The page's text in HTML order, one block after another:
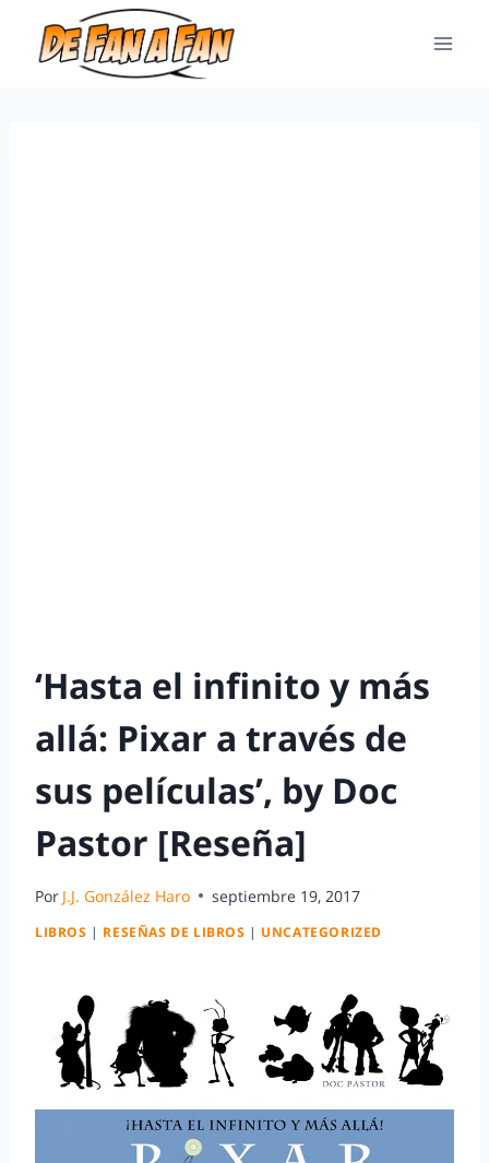
‘Hasta el infinito y más
allá: Pixar a través de
sus películas’, by Doc
Pastor [Reseña]
Por J.J. González Haro septiembre 19, 2017
LIBROS | RESEÑAS DE LIBROS | UNCATEGORIZED